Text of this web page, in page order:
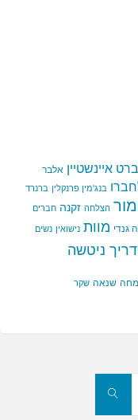
איינשטיין אלבר
בנג'מין פרנקלין ברנרד
הצלחה זקנה חברים
גנדי מוות נישואין נשים
ניטשה
שנאה שקר
חפשו